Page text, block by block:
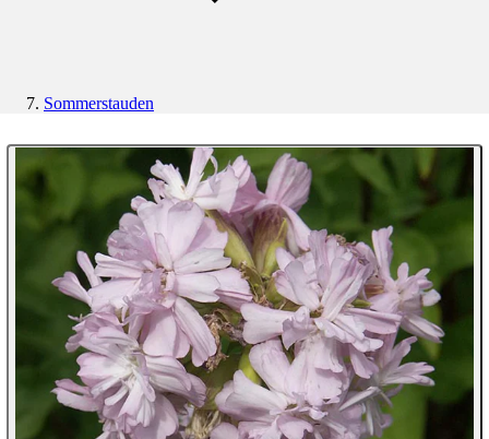
Sommerstauden